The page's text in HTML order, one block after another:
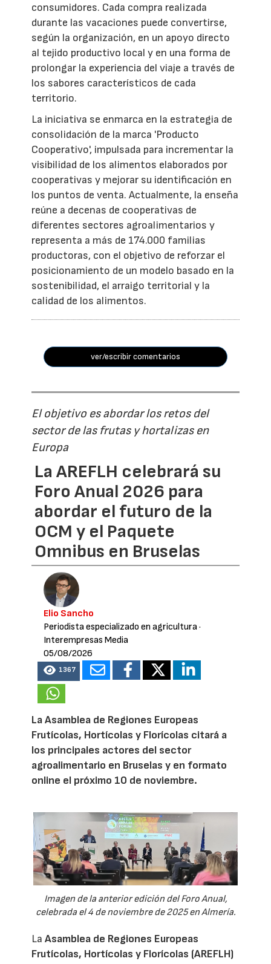
consumidores. Cada compra realizada
durante las vacaciones puede convertirse,
según la organización, en un apoyo directo
al tejido productivo local y en una forma de
prolongar la experiencia del viaje a través de
los sabores característicos de cada
territorio.
La iniciativa se enmarca en la estrategia de
consolidación de la marca 'Producto
Cooperativo', impulsada para incrementar la
visibilidad de los alimentos elaborados por
cooperativas y mejorar su identificación en
los puntos de venta. Actualmente, la enseña
reúne a decenas de cooperativas de
diferentes sectores agroalimentarios y
representa a más de 174.000 familias
productoras, con el objetivo de reforzar el
posicionamiento de un modelo basado en la
sostenibilidad, el arraigo territorial y la
calidad de los alimentos.
ver/escribir comentarios
El objetivo es abordar los retos del
sector de las frutas y hortalizas en
Europa
La AREFLH celebrará su
Foro Anual 2026 para
abordar el futuro de la
OCM y el Paquete
Omnibus en Bruselas
Elio Sancho
Periodista especializado en agricultura·
Interempresas Media
05/08/2026
1367
La Asamblea de Regiones Europeas
Frutícolas, Hortícolas y Florícolas citará a
los principales actores del sector
agroalimentario en Bruselas y en formato
online el próximo 10 de noviembre.
Imagen de la anterior edición del Foro Anual,
celebrada el 4 de noviembre de 2025 en Almería.
LaAsamblea de Regiones Europeas
Frutícolas, Hortícolas y Florícolas (AREFLH)